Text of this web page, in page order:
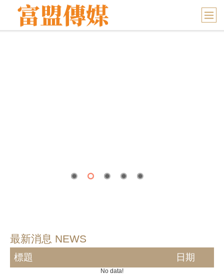
最新消息 NEWS
標題 日期
No data!